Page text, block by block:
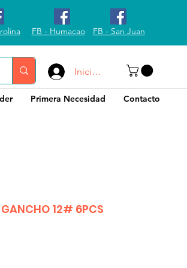
FB - Humacao FB - San Juan
Iniciar sesión
Primera Necesidad Contacto
12# 6PCS